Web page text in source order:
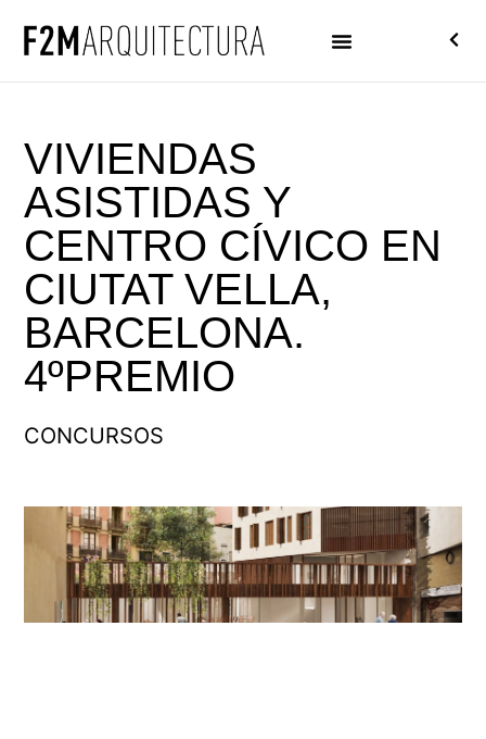
VIVIENDAS
ASISTIDAS Y
CENTRO CÍVICO EN
CIUTAT VELLA,
BARCELONA.
4ºPREMIO
CONCURSOS